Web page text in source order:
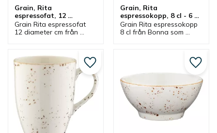
Grain, Rita
espressofat, 12
diameter cm - 6 st/fp
Grain Rita espressofat
12 diameter cm från
finns. Espressofat som
har passande
espressokopp.
Grain, Rita
espressokopp, 8 cl - 6
st/fp
Grain Rita espressokopp
8 cl från Bonna som
Espressokopp som har
espressofat.
Lägg till i favoriter Lägg